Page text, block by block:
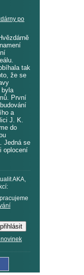
po
tak
že se
byla
První
a
J. K.
do
Jedná se
oplocení
AKA,